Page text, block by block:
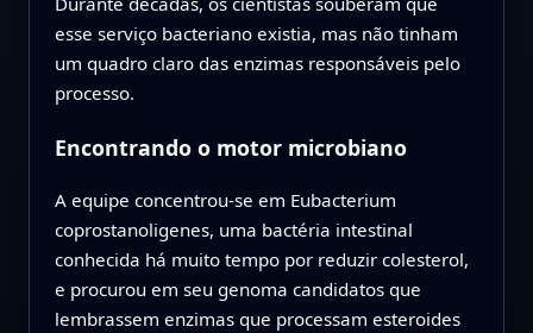
esse serviço bacteriano existia, mas não tinham
um quadro claro das enzimas responsáveis pelo
processo.
Encontrando o motor microbiano
A equipe concentrou-se em Eubacterium
coprostanoligenes, uma bactéria intestinal
conhecida há muito tempo por reduzir colesterol,
e procurou em seu genoma candidatos que
lembrassem enzimas que processam esteroides